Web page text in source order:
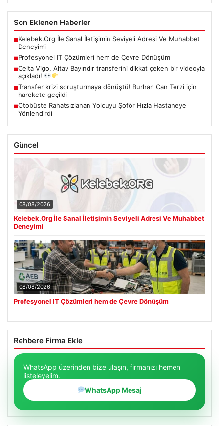
Son Eklenen Haberler
■Kelebek.Org İle Sanal İletişimin Seviyeli Adresi Ve Muhabbet
Deneyimi
■Profesyonel IT Çözümleri hem de Çevre Dönüşüm
■Celta Vigo, Altay Bayındır transferini dikkat çeken bir videoyla
açıkladı!
■Transfer krizi soruşturmaya dönüştü! Burhan Can Terzi için
harekete geçildi
■Otobüste Rahatsızlanan Yolcuyu Şoför Hızla Hastaneye
Yönlendirdi
Güncel
08/08/2026
Kelebek.Org İle Sanal İletişimin Seviyeli Adresi Ve Muhabbet
Deneyimi
08/08/2026
Profesyonel IT Çözümleri hem de Çevre Dönüşüm
Rehbere Firma Ekle
WhatsApp üzerinden bize ulaşın, firmanızı hemen
listeleyelim.
WhatsApp Mesaj